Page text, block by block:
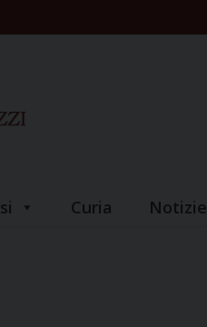
Curia Notizie